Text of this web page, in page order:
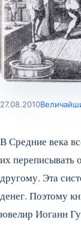
27.08.2010
В Средние века
их переписывать
другому. Эта
денег. Поэтому
ювелир Иоганн